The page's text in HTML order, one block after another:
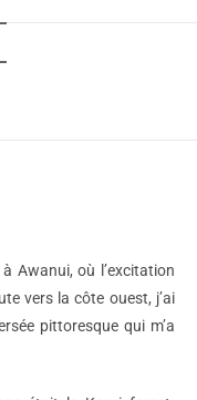
Awanui, où l’excitation
vers la côte ouest, j’ai
pittoresque qui m’a